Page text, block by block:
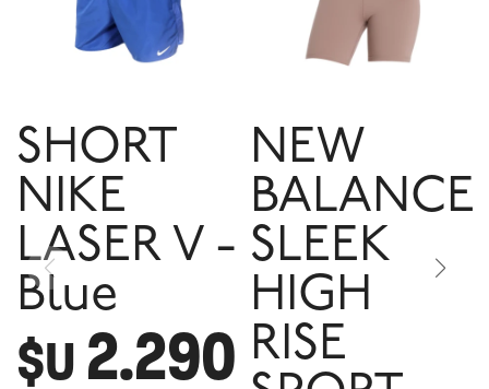
SHORT
NIKE
LASER V -
Blue
$U 2.290
NEW
BALANCE
SLEEK
HIGH
RISE